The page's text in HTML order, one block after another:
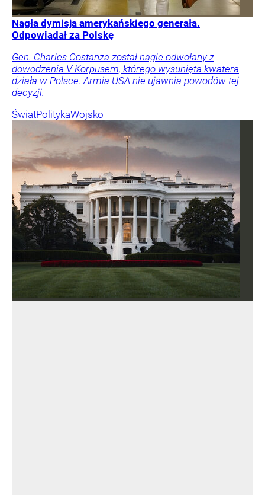
Nagła dymisja amerykańskiego generała.
Odpowiadał za Polskę
Gen. Charles Costanza został nagle odwołany z
dowodzenia V Korpusem, którego wysunięta kwatera
działa w Polsce. Armia USA nie ujawnia powodów tej
decyzji.
ŚwiatPolitykaWojsko